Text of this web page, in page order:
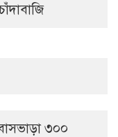
৩০০